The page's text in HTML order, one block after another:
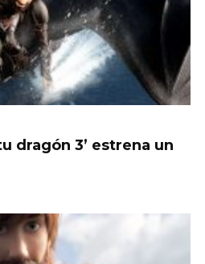
dragón 3’ estrena un